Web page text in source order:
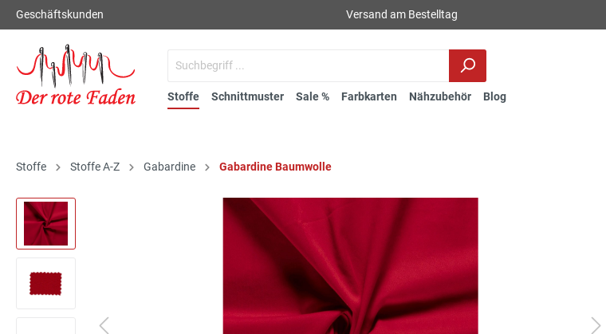
Geschäftskunden Versand am Bestelltag
Stoffe Schnittmuster Sale % Farbkarten Nähzubehör Blog
Stoffe Stoffe A-Z Gabardine Gabardine Baumwolle